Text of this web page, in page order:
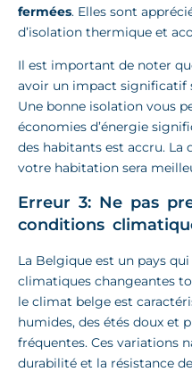
fermées. Elles sont
d’isolation thermique et
Il est important de noter
avoir un impact significatif
Une bonne isolation vous
économies d’énergie
des habitants est accru. La
votre habitation sera
Erreur 3: Ne pas
conditions
La Belgique est un pays
climatiques changeantes
le climat belge est
humides, des étés doux et
fréquentes. Ces variations
durabilité et la résistance